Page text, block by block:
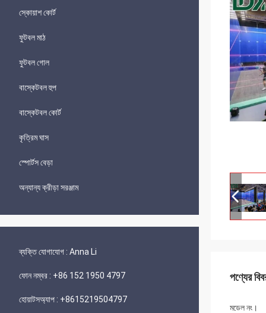
স্কোয়াশ কোর্ট
ফুটবল মাঠ
ফুটবল গোল
বাস্কেটবল হুপ
বাস্কেটবল কোর্ট
কৃত্রিম ঘাস
স্পোর্টস বেড়া
অন্যান্য ক্রীড়া সরঞ্জাম
ব্যক্তি যোগাযোগ : Anna Li
ফোন নম্বর : +86 152 1950 4797
হোয়াটসঅ্যাপ : +8615219504797
পণ্যের
মডেল নং।